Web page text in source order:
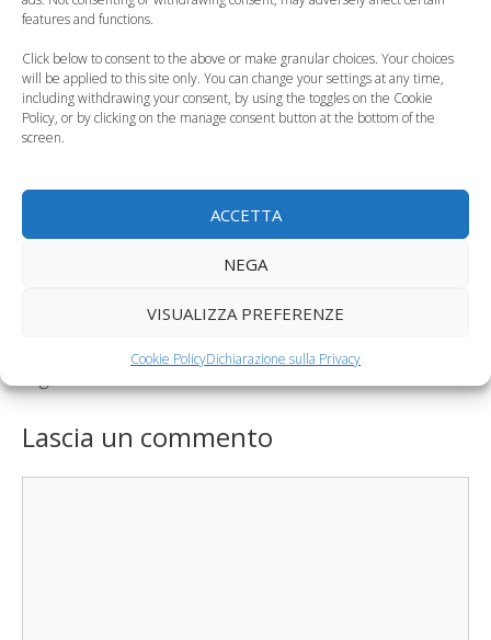
features and functions.
Click below to consent to the above or make granular choices. Your choices
will be applied to this site only. You can change your settings at any time,
including withdrawing your consent, by using the toggles on the Cookie
Policy, or by clicking on the manage consent button at the bottom of the
screen.
ACCETTA
NEGA
VISUALIZZA PREFERENZE
Cookie PolicyDichiarazione sulla Privacy
Lezioni di altruismo
bullismo…
sereno
Categorie
Curiosità, News, ecc.
Iscrizione scuola dell’infanzia 2017/2018, come
presentare la domanda cartacea
Lascia un commento